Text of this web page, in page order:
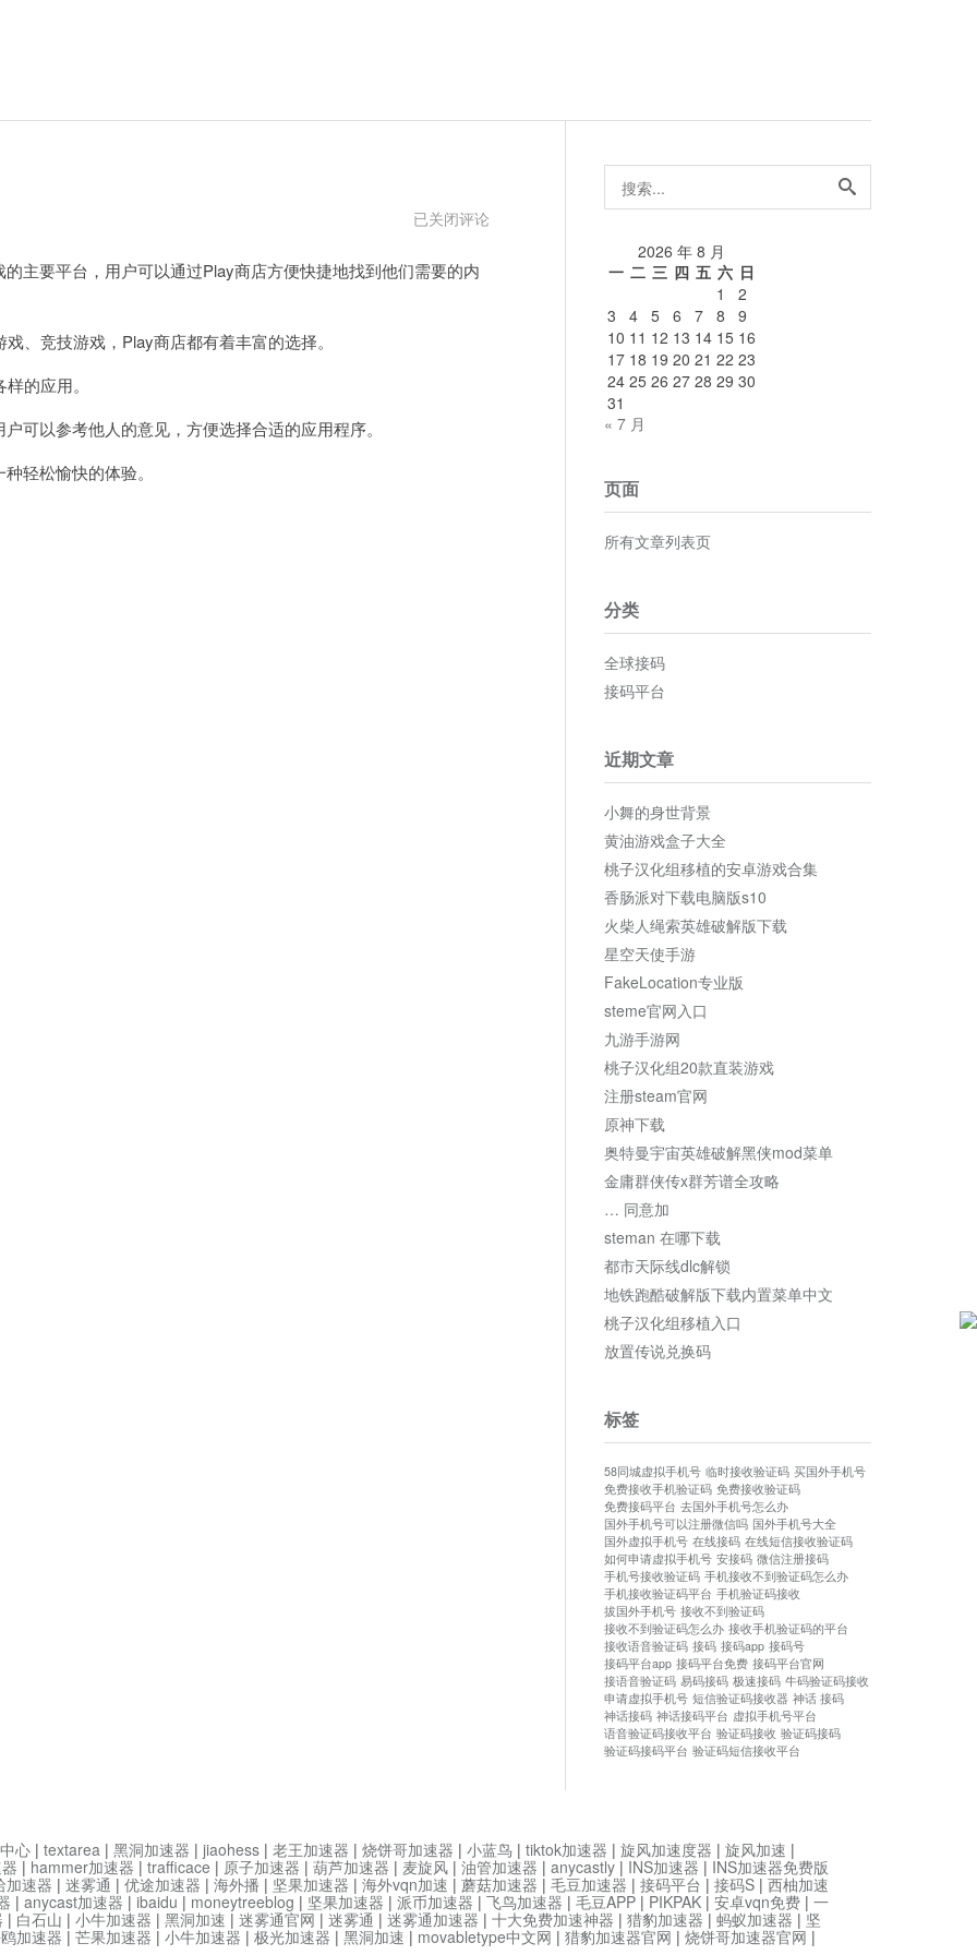
play
安
已关闭评论
要平台，用户可以通过Play商店方便快捷地找到他们需要的内
竞技游戏，Play商店都有着丰富的选择。
的应用。
以参考他人的意见，方便选择合适的应用程序。
松愉快的体验。
搜
索...
2026 年 8 月
一 二 三 四 五 六 日
1
2
3
4 5 6 7 8
9
10 11 12 13 14 15 16
17 18 19 20 21 22 23
24 25 26 27 28 29 30
31
« 7 月
页面
所有文章列表页
分类
全球接码
接码平台
近期文章
小舞的身世背景
黄油游戏盒子大全
桃子汉化组移植的安卓游戏合集
香肠派对下载电脑版s10
火柴人绳索英雄破解版下载
星空天使手游
FakeLocation专业版
steme官网入口
九游手游网
桃子汉化组20款直装游戏
注册steam官网
原神下载
奥特曼宇宙英雄破解黑侠mod菜单
金庸群侠传x群芳谱全攻略
… 同意加
steman 在哪下载
都市天际线dlc解锁
地铁跑酷破解版下载内置菜单中文
桃子汉化组移植入口
放置传说兑换码
标签
58同城虚拟手机号 临时接收验证码 买国外手机号
免费接收手机验证码 免费接收验证码
免费接码平台 去国外手机号怎么办
国外手机号可以注册微信吗 国外手机号大全
国外虚拟手机号 在线接码 在线短信接收验证码
如何申请虚拟手机号 安接码 微信注册接码
手机号接收验证码 手机接收不到验证码怎么办
手机接收验证码平台 手机验证码接收
拔国外手机号 接收不到验证码
接收不到验证码怎么办 接收手机验证码的平台
接收语音验证码 接码 接码app 接码号
接码平台app 接码平台免费 接码平台官网
接语音验证码 易码接码 极速接码 牛码验证码接收
申请虚拟手机号 短信验证码接收器 神话 接码
神话接码 神话接码平台 虚拟手机号平台
语音验证码接收平台 验证码接收 验证码接码
验证码接码平台 验证码短信接收平台
心 | textarea | 黑洞加速器 | jiaohess | 老王加速器 | 烧饼哥加速器 | 小蓝鸟 | tiktok加速器 | 旋风加速度器 | 旋风加速 |
| hammer加速器 | trafficace | 原子加速器 | 葫芦加速器 | 麦旋风 | 油管加速器 | anycastly | INS加速器 | INS加速器免费版
加速器 | 迷雾通 | 优途加速器 | 海外播 | 坚果加速器 | 海外vqn加速 | 蘑菇加速器 | 毛豆加速器 | 接码平台 | 接码S | 西柚加速
| anycast加速器 | ibaidu | moneytreeblog | 坚果加速器 | 派币加速器 | 飞鸟加速器 | 毛豆APP | PIKPAK | 安卓vqn免费 | 一
| 白石山 | 小牛加速器 | 黑洞加速 | 迷雾通官网 | 迷雾通 | 迷雾通加速器 | 十大免费加速神器 | 猎豹加速器 | 蚂蚁加速器 | 坚
加速器 | 芒果加速器 | 小牛加速器 | 极光加速器 | 黑洞加速 | movabletype中文网 | 猎豹加速器官网 | 烧饼哥加速器官网 |